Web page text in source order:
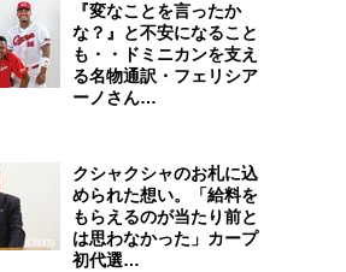
『変なことを言ったか
な？』と不安になること
も・・ドミニカンを支え
る名物通訳・フェリシア
ーノさん…
クシャクシャのお札に込
められた想い。「給料を
もらえるのが当たり前と
は思わなかった」カープ
初代選…